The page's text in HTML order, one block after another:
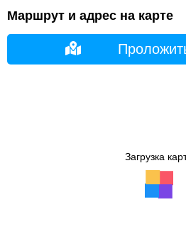
Маршрут и адрес на карте
Загрузка